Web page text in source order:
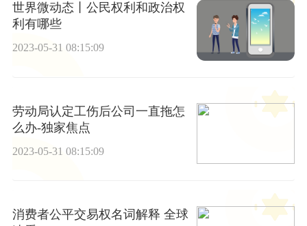
世界微动态丨公民权利和政治权
利有哪些
2023-05-31 08:15:09
劳动局认定工伤后公司一直拖怎
么办-独家焦点
2023-05-31 08:15:09
消费者公平交易权名词解释 全球